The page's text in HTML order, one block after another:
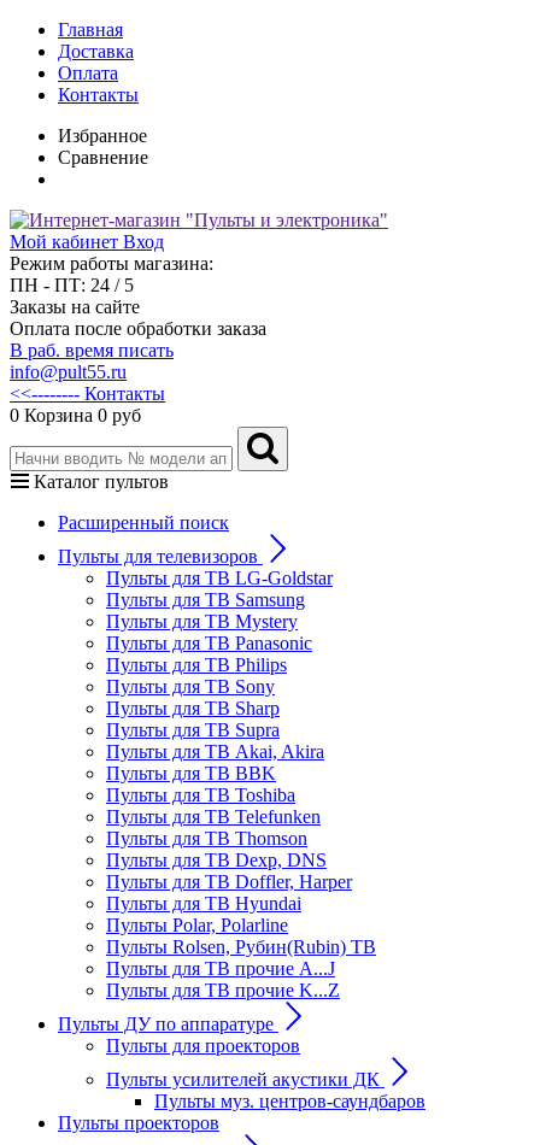
Главная
Доставка
Оплата
Контакты
Избранное
Сравнение
Мой кабинет Вход
Режим работы магазина:
ПН - ПТ: 24 / 5
Заказы на сайте
Оплата после обработки заказа
В раб. время писать
info@pult55.ru
<<-------- Контакты
0 Корзина 0 руб
Каталог пультов
Расширенный поиск
Пульты для телевизоров
Пульты для ТВ LG-Goldstar
Пульты для ТВ Samsung
Пульты для ТВ Mystery
Пульты для ТВ Panasonic
Пульты для ТВ Philips
Пульты для ТВ Sony
Пульты для ТВ Sharp
Пульты для ТВ Supra
Пульты для ТВ Akai, Akira
Пульты для ТВ BBK
Пульты для ТВ Toshiba
Пульты для ТВ Telefunken
Пульты для ТВ Thomson
Пульты для ТВ Dexp, DNS
Пульты для ТВ Doffler, Harper
Пульты для ТВ Hyundai
Пульты Polar, Polarline
Пульты Rolsen, Рубин(Rubin) ТВ
Пульты для ТВ прочие A...J
Пульты для ТВ прочие K...Z
Пульты ДУ по аппаратуре
Пульты для проекторов
Пульты усилителей акустики ДК
Пульты муз. центров-саундбаров
Пульты проекторов